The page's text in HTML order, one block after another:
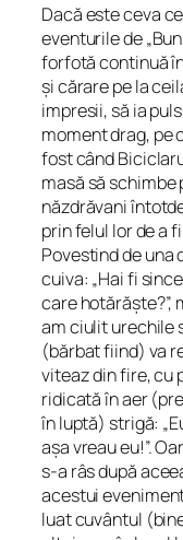
Dacă este ceva
eventurile de
forfotă continuă
și cărare pe la
impresii, să ia
moment drag, pe
fost când
masă să
năzdrăvani
prin felul lor de a
Povestind de una
cuiva: „Hai fi
care hotărăște?”,
am ciulit urechile
(bărbat fiind) va
viteaz din fire, cu
ridicată în aer
în luptă) strigă:
așa vreau eu!”.
s-a râs după
acestui
luat cuvântul